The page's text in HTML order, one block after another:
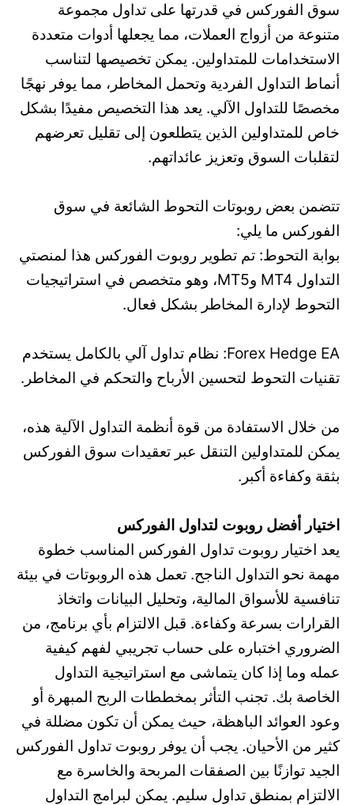
سوق الفوركس في قدرتها على تداول مجموعة
متنوعة من أزواج العملات، مما يجعلها أدوات متعددة
الاستخدامات للمتداولين. يمكن تخصيصها لتناسب
أنماط التداول الفردية وتحمل المخاطر، مما يوفر نهجًا
مخصصًا للتداول الآلي. يعد هذا التخصيص مفيدًا بشكل
خاص للمتداولين الذين يتطلعون إلى تقليل تعرضهم
لتقلبات السوق وتعزيز عائداتهم.
تتضمن بعض روبوتات التحوط الشائعة في سوق
الفوركس ما يلي:
بوابة التحوط: تم تطوير روبوت الفوركس هذا لمنصتي
التداول MT4 وMT5، وهو متخصص في استراتيجيات
التحوط لإدارة المخاطر بشكل فعال.
Forex Hedge EA: نظام تداول آلي بالكامل يستخدم
تقنيات التحوط لتحسين الأرباح والتحكم في المخاطر.
من خلال الاستفادة من قوة أنظمة التداول الآلية هذه،
يمكن للمتداولين التنقل عبر تعقيدات سوق الفوركس
بثقة وكفاءة أكبر.
اختيار أفضل روبوت لتداول الفوركس
يعد اختيار روبوت تداول الفوركس المناسب خطوة
مهمة نحو التداول الناجح. تعمل هذه الروبوتات في بيئة
تنافسية للأسواق المالية، وتحليل البيانات واتخاذ
القرارات بسرعة وكفاءة. قبل الالتزام بأي برنامج، من
الضروري اختباره على حساب تجريبي لفهم كيفية
عمله وما إذا كان يتماشى مع استراتيجية التداول
الخاصة بك. تجنب التأثر بمخططات الربح المبهرة أو
وعود العوائد الباهظة، حيث يمكن أن تكون مضللة في
كثير من الأحيان. يجب أن يوفر روبوت تداول الفوركس
الجيد توازنًا بين الصفقات المربحة والخاسرة مع
الالتزام بمنطق تداول سليم. يمكن لبرامج التداول